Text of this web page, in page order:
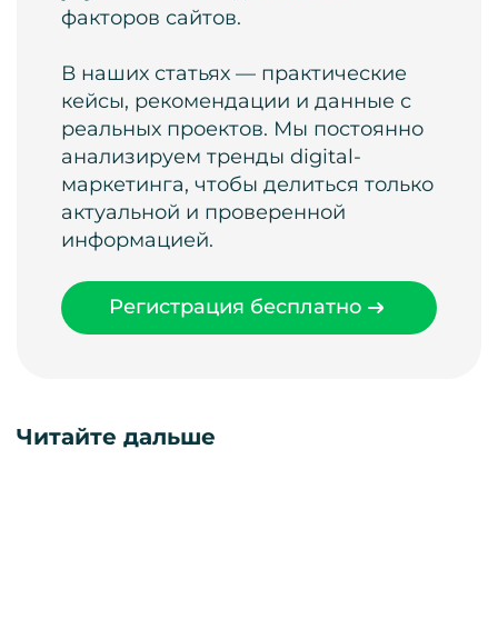
факторов сайтов.
В наших статьях — практические
кейсы, рекомендации и данные с
реальных проектов. Мы постоянно
анализируем тренды digital-
маркетинга, чтобы делиться только
актуальной и проверенной
информацией.
Регистрация бесплатно
Читайте дальше